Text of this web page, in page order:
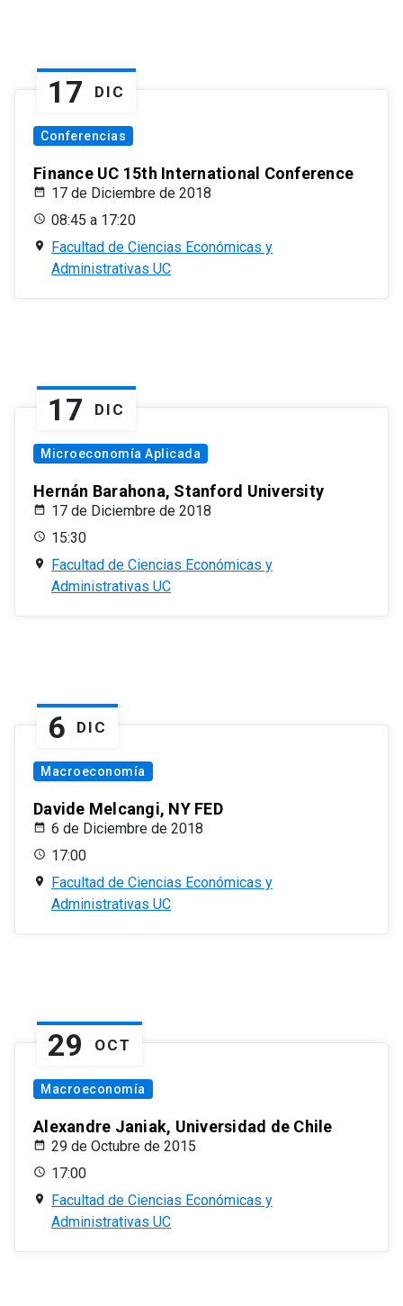
17 DIC
Conferencias
Finance UC 15th International Conference
17 de Diciembre de 2018
08:45 a 17:20
Facultad de Ciencias Económicas y
Administrativas UC
17 DIC
Microeconomía Aplicada
Hernán Barahona, Stanford University
17 de Diciembre de 2018
15:30
Facultad de Ciencias Económicas y
Administrativas UC
6 DIC
Macroeconomía
Davide Melcangi, NY FED
6 de Diciembre de 2018
17:00
Facultad de Ciencias Económicas y
Administrativas UC
29 OCT
Macroeconomía
Alexandre Janiak, Universidad de Chile
29 de Octubre de 2015
17:00
Facultad de Ciencias Económicas y
Administrativas UC